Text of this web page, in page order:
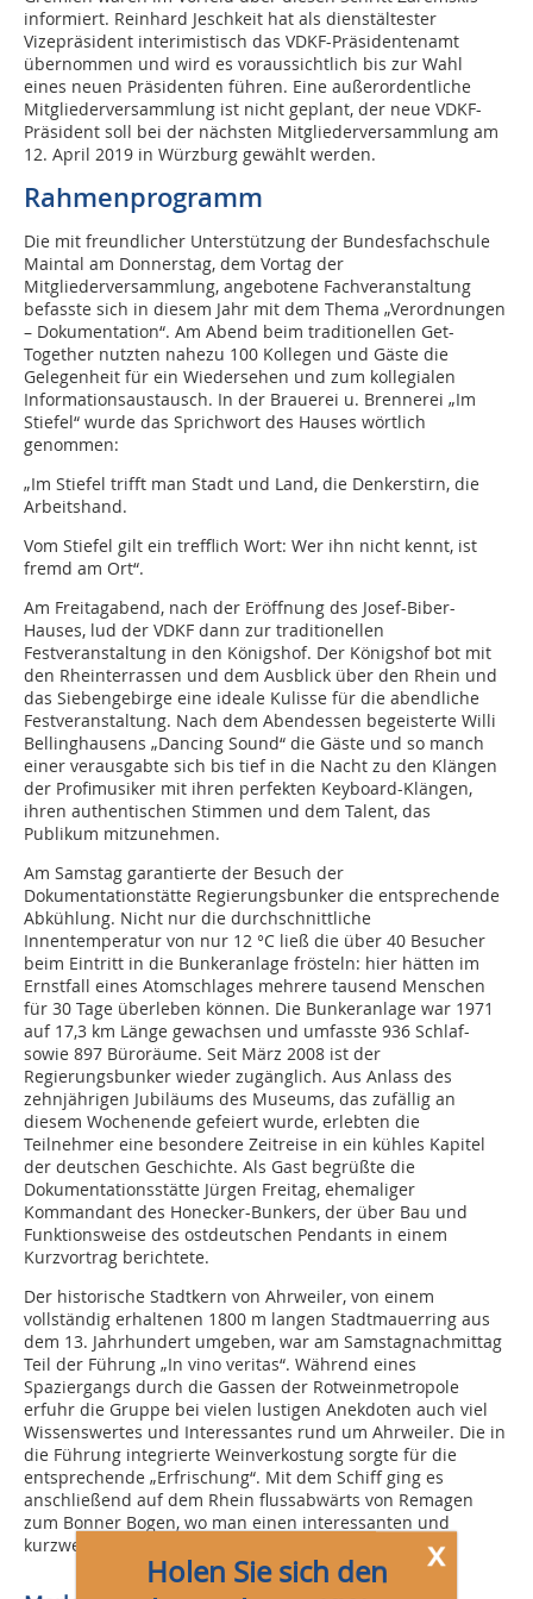
informiert. Reinhard Jeschkeit hat als dienstältester
Vizepräsident interimistisch das VDKF-Präsidentenamt
übernommen und wird es voraussichtlich bis zur Wahl
eines neuen Präsidenten führen. Eine außerordentliche
Mitgliederversammlung ist nicht geplant, der neue VDKF-
Präsident soll bei der nächsten Mitgliederversammlung am
12. April 2019 in Würzburg gewählt werden.
Rahmenprogramm
Die mit freundlicher Unterstützung der Bundesfachschule
Maintal am Donnerstag, dem Vortag der
Mitgliederversammlung, angebotene Fachveranstaltung
befasste sich in diesem Jahr mit dem Thema „Verordnungen
– Dokumentation“. Am Abend beim traditionellen Get-
Together nutzten nahezu 100 Kollegen und Gäste die
Gelegenheit für ein Wiedersehen und zum kollegialen
Informationsaustausch. In der Brauerei u. Brennerei „Im
Stiefel“ wurde das Sprichwort des Hauses wörtlich
genommen:
„Im Stiefel trifft man Stadt und Land, die Denkerstirn, die
Arbeitshand.
Vom Stiefel gilt ein trefflich Wort: Wer ihn nicht kennt, ist
fremd am Ort“.
Am Freitagabend, nach der Eröffnung des Josef-Biber-
Hauses, lud der VDKF dann zur traditionellen
Festveranstaltung in den Königshof. Der Königshof bot mit
den Rheinterrassen und dem Ausblick über den Rhein und
das Siebengebirge eine ideale Kulisse für die abendliche
Festveranstaltung. Nach dem Abendessen begeisterte Willi
Bellinghausens „Dancing Sound“ die Gäste und so manch
einer verausgabte sich bis tief in die Nacht zu den Klängen
der Profimusiker mit ihren perfekten Keyboard-Klängen,
ihren authentischen Stimmen und dem Talent, das
Publikum mitzunehmen.
Am Samstag garantierte der Besuch der
Dokumentationstätte Regierungsbunker die entsprechende
Abkühlung. Nicht nur die durchschnittliche
Innentemperatur von nur 12 °C ließ die über 40 Besucher
beim Eintritt in die Bunkeranlage frösteln: hier hätten im
Ernstfall eines Atomschlages mehrere tausend Menschen
für 30 Tage überleben können. Die Bunkeranlage war 1971
auf 17,3 km Länge gewachsen und umfasste 936 Schlaf-
sowie 897 Büroräume. Seit März 2008 ist der
Regierungsbunker wieder zugänglich. Aus Anlass des
zehnjährigen Jubiläums des Museums, das zufällig an
diesem Wochenende gefeiert wurde, erlebten die
Teilnehmer eine besondere Zeitreise in ein kühles Kapitel
der deutschen Geschichte. Als Gast begrüßte die
Dokumentationsstätte Jürgen Freitag, ehemaliger
Kommandant des Honecker-Bunkers, der über Bau und
Funktionsweise des ostdeutschen Pendants in einem
Kurzvortrag berichtete.
Der historische Stadtkern von Ahrweiler, von einem
vollständig erhaltenen 1800 m langen Stadtmauerring aus
dem 13. Jahrhundert umgeben, war am Samstagnachmittag
Teil der Führung „In vino veritas“. Während eines
Spaziergangs durch die Gassen der Rotweinmetropole
erfuhr die Gruppe bei vielen lustigen Anekdoten auch viel
Wissenswertes und Interessantes rund um Ahrweiler. Die in
die Führung integrierte Weinverkostung sorgte für die
entsprechende „Erfrischung“. Mit dem Schiff ging es
anschließend auf dem Rhein flussabwärts von Remagen
zum Bonner Bogen, wo man einen interessanten und
kurzweiligen Tag ausklingen ließ.
x
Holen Sie sich den